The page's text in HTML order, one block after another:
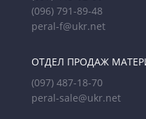
(096) 791-89-48
peral-f@ukr.net
ОТДЕЛ ПРОДАЖ
(097) 487-18-70
peral-sale@ukr.net